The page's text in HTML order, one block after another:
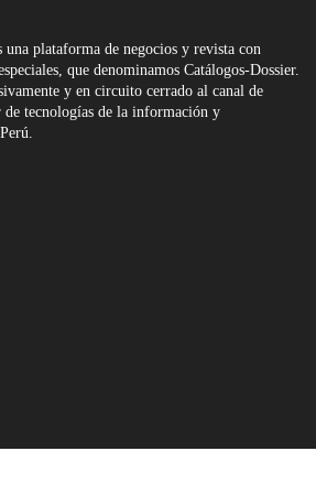
una plataforma de negocios y revista con
que denominamos Catálogos-Dossier.
y en circuito cerrado al canal de
tecnologías de la información y